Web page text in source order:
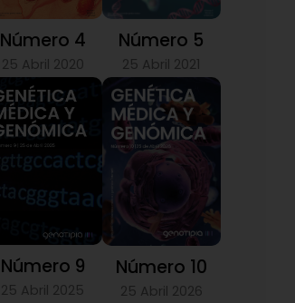
Número 4
25 Abril 2020
Número 5
25 Abril 2021
Número 9
25 Abril 2025
Número 10
25 Abril 2026